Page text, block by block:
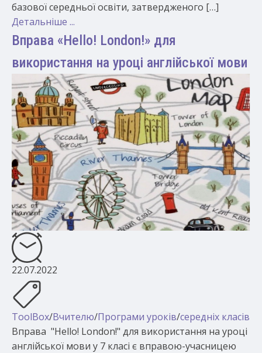
базової середньої освіти, затвердженого […]
Детальніше ...
Вправа «Hello! London!» для
використання на уроці англійської мови
22.07.2022
ToolBox/Вчителю/Програми уроків/середніх класів
Вправа "Hello! London!" для використання на уроці
англійської мови у 7 класі є вправою-учасницею